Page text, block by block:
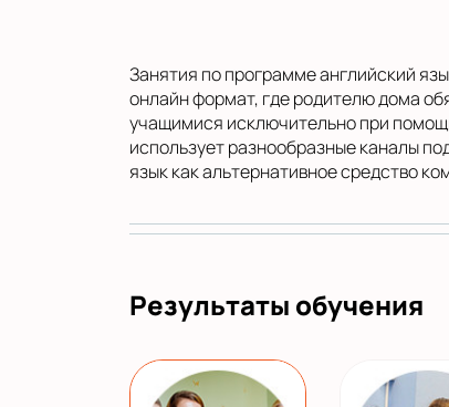
Занятия по программе английский
онлайн формат, где родителю дома
учащимися исключительно при
использует разнообразные каналы
язык как альтернативное средство
Результаты обучения